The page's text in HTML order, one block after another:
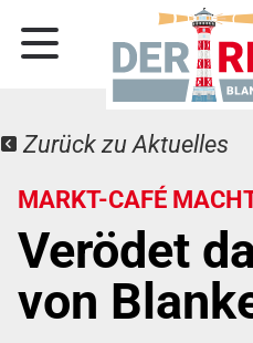
Zurück zu Aktuelles
MARKT-CAFÉ
Verödet
von